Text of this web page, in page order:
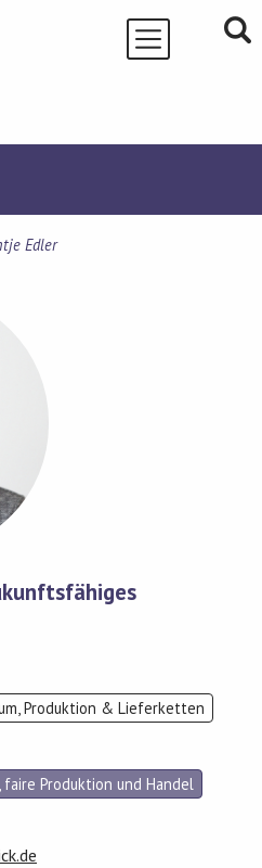
Edler
Produktion & Lieferketten
Produktion und Handel